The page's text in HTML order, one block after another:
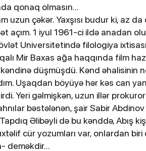
qonaq olmasın...
uzun çəkər. Yaxşısı budur ki, az
açım. 1 iyul 1961-ci ildə anadan
Universitetində filologiya
Mir Baxas ağa haqqında film
düşmüşdü. Kənd əhalisinin
Uşaqdan böyüyə hər kəs can
Yeri gəlmişkən, uzun illər
bəstələnən, şair Sabir
Əlibəyli də bu kənddə, Abış
cür yozumları var, onlardan
deməkdir...